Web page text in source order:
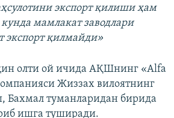
экспорт қилиши ҳам
мамлакат заводлари
экспорт қилмайди»
олти ой ичида АҚШнинг «Alfa
Жиззах вилоятнинг
Бахмал туманларидан бирида
ишга туширади.